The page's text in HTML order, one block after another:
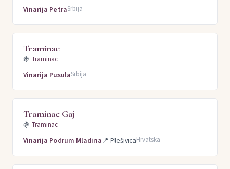
Vinarija PetraSrbija
Traminac
🍇 Traminac
Vinarija PusulaSrbija
Traminac Gaj
🍇 Traminac
Vinarija Podrum Mladina📍 PlešivicaHrvatska